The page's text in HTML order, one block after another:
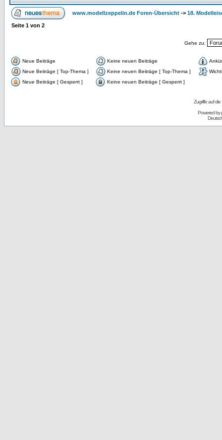
www.modellzeppelin.de Foren-Übersicht -> 18.
Seite 1 von 2
Gehe zu:
Neue Beiträge Keine neuen Beiträge
Neue Beiträge [ Top-Thema ]
Keine neuen Beiträge [ Top-Thema ]
Neue Beiträge [ Gesperrt ]
Keine neuen Beiträge [ Gesperrt ]
Zugriffe auf
Powered by